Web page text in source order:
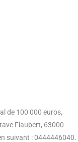
de 100 000 euros,
Flaubert, 63000
suivant : 0444446040.